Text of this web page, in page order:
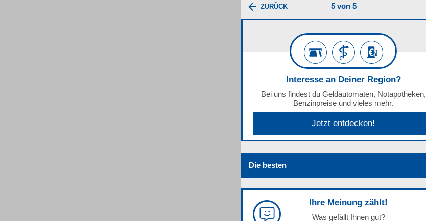
ZURÜCK 5 von 5
Interesse an Deiner Region?
Bei uns findest du Geldautomaten, Notapotheken,
Benzinpreise und vieles mehr.
Jetzt entdecken!
Die besten
Ihre Meinung zählt!
Was gefällt Ihnen gut?